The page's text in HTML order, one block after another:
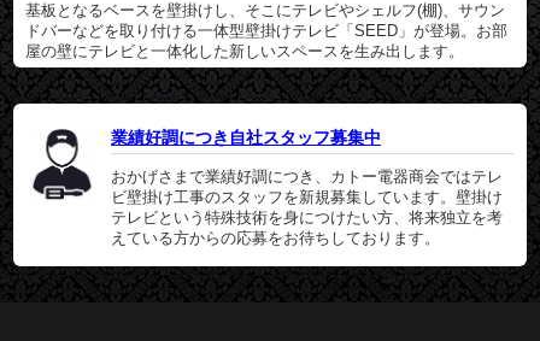
基板となるベースを壁掛けし、そこにテレビやシェルフ(棚)、サウン
ドバーなどを取り付ける一体型壁掛けテレビ「SEED」が登場。お部
屋の壁にテレビと一体化した新しいスペースを生み出します。
業績好調につき自社スタッフ募集中
おかげさまで業績好調につき、カトー電器商会ではテレ
ビ壁掛け工事のスタッフを新規募集しています。壁掛け
テレビという特殊技術を身につけたい方、将来独立を考
えている方からの応募をお待ちしております。